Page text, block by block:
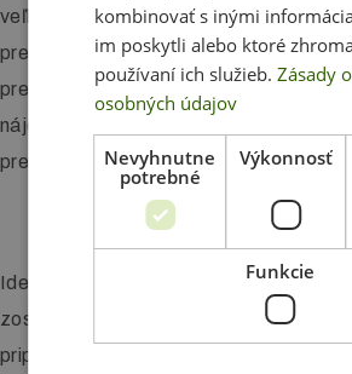
veľkú plochu pre svoju reklamu. Či už je
prezentačného stojana alebo fotosteny.
prezentačné steny majú rozmery až 5 x
nájdete užitočné informácie, ktoré by
prezentačných stenách.
Ide o veľmi ľahkú kovovú magnetickú
zostaviť za pätnásť minút bez použitia
pripevnená plachta s potlačou.
kombinovať s inými
im poskytli alebo ktoré
používaní ich služieb.Zásady
osobných údajov
Nevyhnutne
potrebné
Výkonnosť
Funkcie